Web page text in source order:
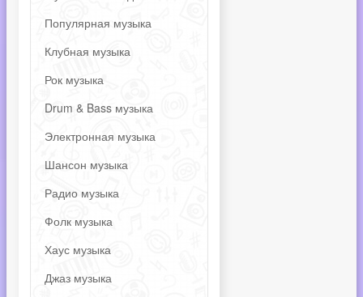
Популярная музыка
Клубная музыка
Рок музыка
Drum & Bass музыка
Электронная музыка
Шансон музыка
Радио музыка
Фолк музыка
Хаус музыка
Джаз музыка